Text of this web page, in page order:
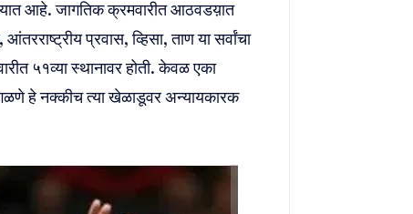
आहे. जागतिक क्रमवारीत आठवडय़ात
प्रवास, व्हिसा, ताण या सर्वांचा
५१व्या स्थानावर होती. केवळ एका
हे नक्कीच त्या खेळाडूवर अन्यायकारक